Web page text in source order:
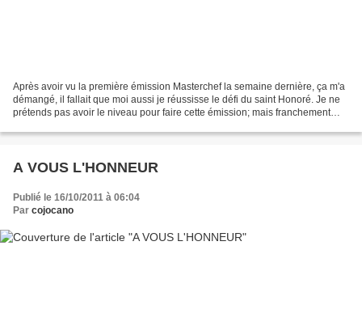
Après avoir vu la première émission Masterchef la semaine dernière, ça m'a
démangé, il fallait que moi aussi je réussisse le défi du saint Honoré. Je ne
prétends pas avoir le niveau pour faire cette émission; mais franchement
A VOUS L'HONNEUR
Publié le 16/10/2011 à 06:04
Par cojocano